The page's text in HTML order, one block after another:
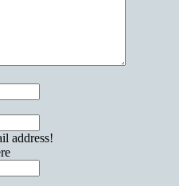
address!